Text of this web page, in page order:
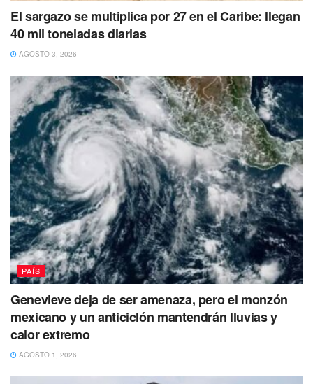
En la carretera del percance la circulación se vio afectada
por varias horas, mientras que los heridos fueron
trasladados a diversos hospitales aledaños al lugar del
percance.
Tags: Accidente Lesionados México
muertos
peregrinos
Puebla
El sargazo se multiplica por 27 en el Caribe: llegan
40 mil toneladas diarias
AGOSTO 3, 2026
PAÍS
Genevieve deja de ser amenaza, pero el monzón
mexicano y un anticiclón mantendrán lluvias y
calor extremo
AGOSTO 1, 2026